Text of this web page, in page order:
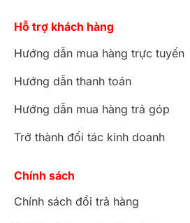
Hỗ trợ khách hàng
Hướng dẫn mua hàng trực tuyến
Hướng dẫn thanh toán
Hướng dẫn mua hàng trả góp
Trở thành đối tác kinh doanh
Chính sách
Chính sách đổi trả hàng